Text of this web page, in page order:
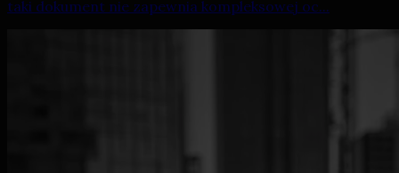
taki dokument nie zapewnia kompleksowej oc...